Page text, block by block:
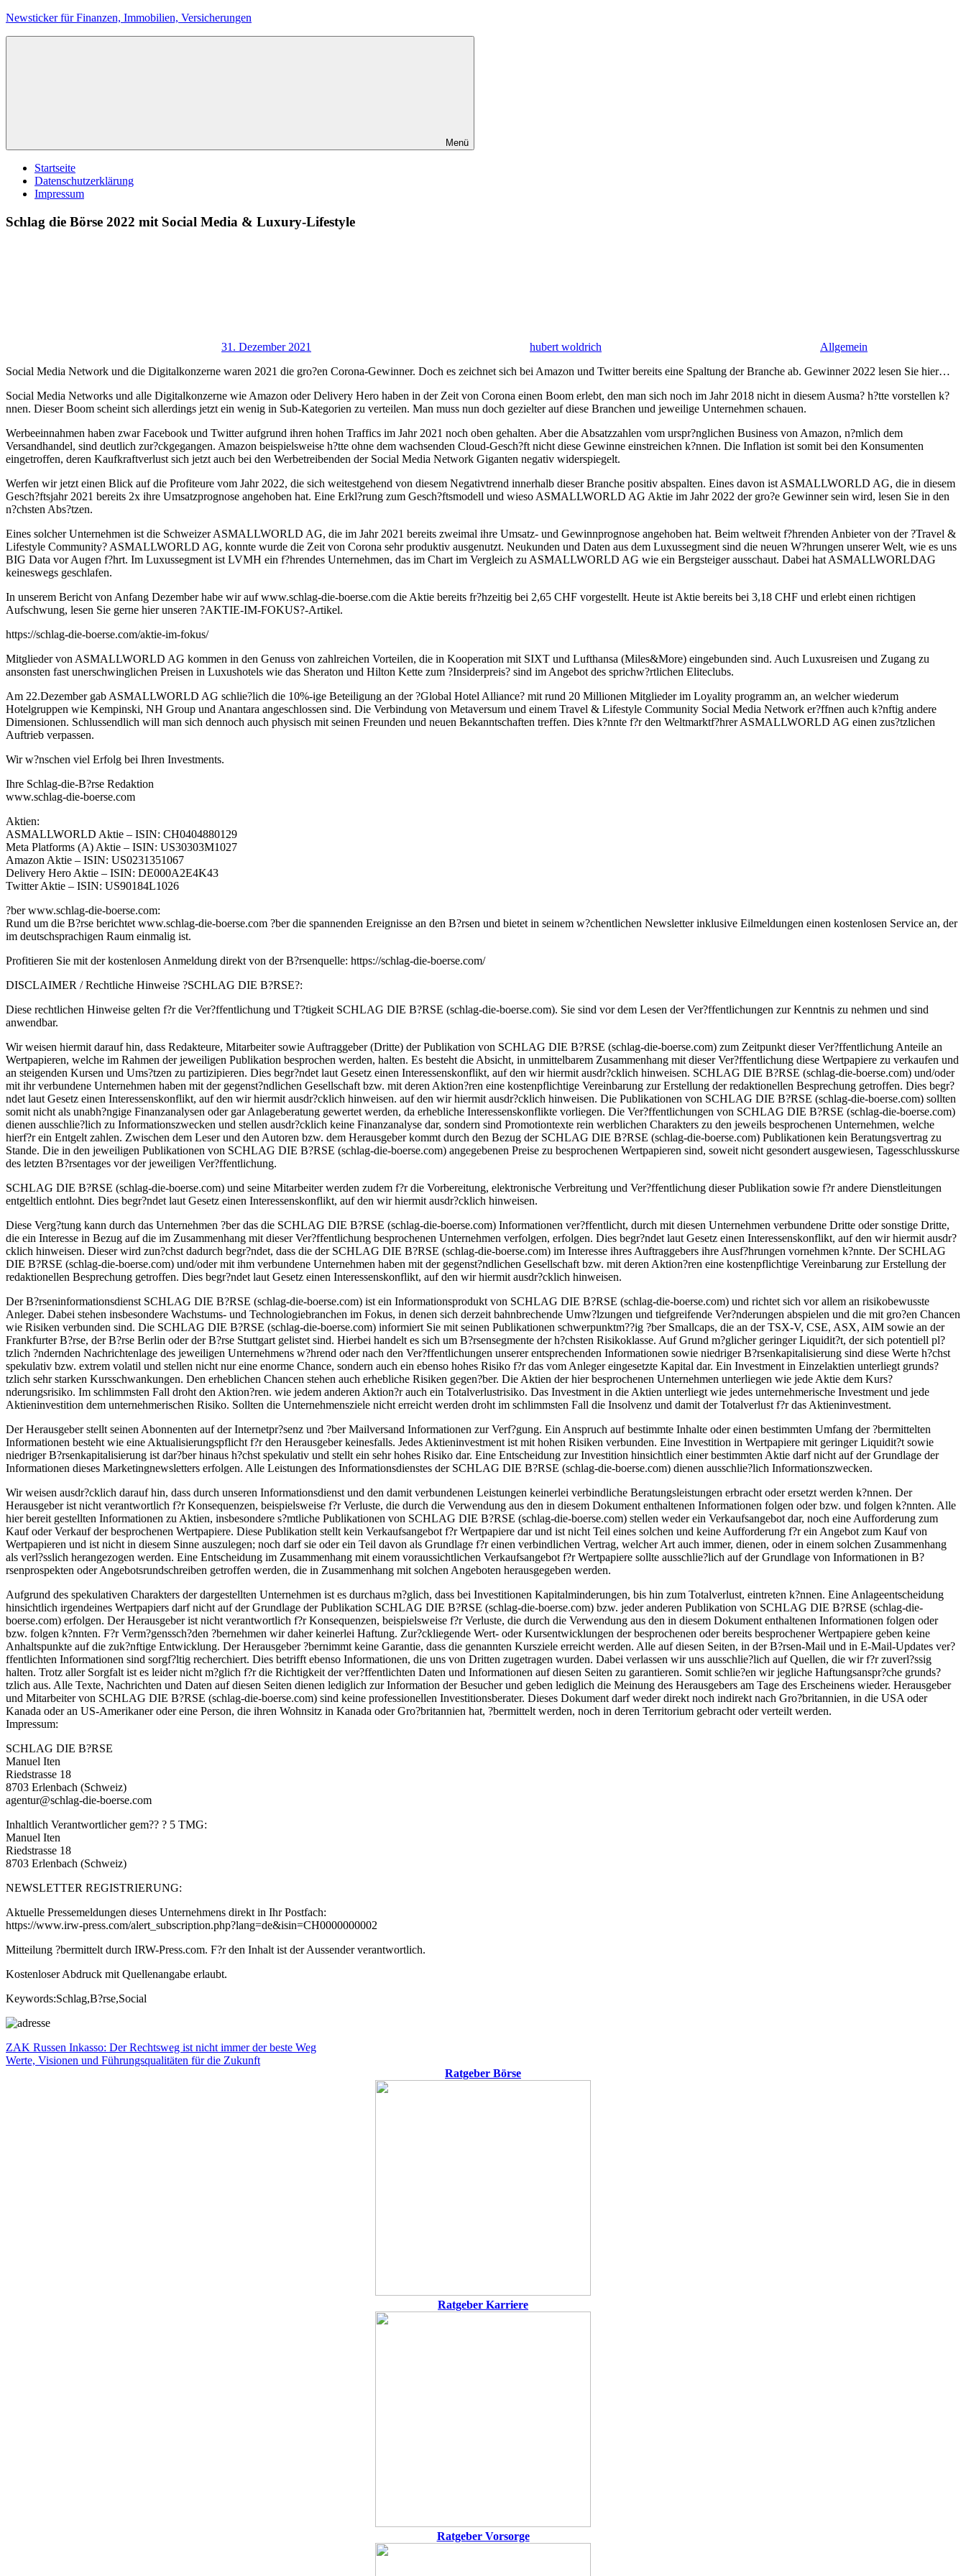
Zum
Newsticker für Finanzen, Immobilien, Versicherungen
Menü
Startseite
Datenschutzerklärung
Impressum
Schlag die Börse 2022 mit Social Media & Luxury-Lifestyle
31. Dezember 2021 hubert woldrich
Allgemein
Social Media Network und die Digitalkonzerne waren 2021 die gro?en Corona-Gewinner. Doch es zeichnet sich bei Amazon und Twitter bereits eine Spaltung der Branche ab. Gewinner 2022 lesen Sie hier…
Social Media Networks und alle Digitalkonzerne wie Amazon oder Delivery Hero haben in der Zeit von Corona einen Boom erlebt, den man sich noch im Jahr 2018 nicht in diesem Ausma? h?tte vorstellen k?
nnen. Dieser Boom scheint sich allerdings jetzt ein wenig in Sub-Kategorien zu verteilen. Man muss nun doch gezielter auf diese Branchen und jeweilige Unternehmen schauen.
Werbeeinnahmen haben zwar Facebook und Twitter aufgrund ihren hohen Traffics im Jahr 2021 noch oben gehalten. Aber die Absatzzahlen vom urspr?nglichen Business von Amazon, n?mlich dem
Versandhandel, sind deutlich zur?ckgegangen. Amazon beispielsweise h?tte ohne dem wachsenden Cloud-Gesch?ft nicht diese Gewinne einstreichen k?nnen. Die Inflation ist somit bei den Konsumenten
eingetroffen, deren Kaufkraftverlust sich jetzt auch bei den Werbetreibenden der Social Media Network Giganten negativ widerspiegelt.
Werfen wir jetzt einen Blick auf die Profiteure vom Jahr 2022, die sich weitestgehend von diesem Negativtrend innerhalb dieser Branche positiv abspalten. Eines davon ist ASMALLWORLD AG, die in diesem
Gesch?ftsjahr 2021 bereits 2x ihre Umsatzprognose angehoben hat. Eine Erkl?rung zum Gesch?ftsmodell und wieso ASMALLWORLD AG Aktie im Jahr 2022 der gro?e Gewinner sein wird, lesen Sie in den
n?chsten Abs?tzen.
Eines solcher Unternehmen ist die Schweizer ASMALLWORLD AG, die im Jahr 2021 bereits zweimal ihre Umsatz- und Gewinnprognose angehoben hat. Beim weltweit f?hrenden Anbieter von der ?Travel &
Lifestyle Community? ASMALLWORLD AG, konnte wurde die Zeit von Corona sehr produktiv ausgenutzt. Neukunden und Daten aus dem Luxussegment sind die neuen W?hrungen unserer Welt, wie es uns
BIG Data vor Augen f?hrt. Im Luxussegment ist LVMH ein f?hrendes Unternehmen, das im Chart im Vergleich zu ASMALLWORLD AG wie ein Bergsteiger ausschaut. Dabei hat ASMALLWORLDAG
keineswegs geschlafen.
In unserem Bericht von Anfang Dezember habe wir auf www.schlag-die-boerse.com die Aktie bereits fr?hzeitig bei 2,65 CHF vorgestellt. Heute ist Aktie bereits bei 3,18 CHF und erlebt einen richtigen
Aufschwung, lesen Sie gerne hier unseren ?AKTIE-IM-FOKUS?-Artikel.
https://schlag-die-boerse.com/aktie-im-fokus/
Mitglieder von ASMALLWORLD AG kommen in den Genuss von zahlreichen Vorteilen, die in Kooperation mit SIXT und Lufthansa (Miles&More) eingebunden sind. Auch Luxusreisen und Zugang zu
ansonsten fast unerschwinglichen Preisen in Luxushotels wie das Sheraton und Hilton Kette zum ?Insiderpreis? sind im Angebot des sprichw?rtlichen Eliteclubs.
Am 22.Dezember gab ASMALLWORLD AG schlie?lich die 10%-ige Beteiligung an der ?Global Hotel Alliance? mit rund 20 Millionen Mitglieder im Loyality programm an, an welcher wiederum
Hotelgruppen wie Kempinski, NH Group und Anantara angeschlossen sind. Die Verbindung von Metaversum und einem Travel & Lifestyle Community Social Media Network er?ffnen auch k?nftig andere
Dimensionen. Schlussendlich will man sich dennoch auch physisch mit seinen Freunden und neuen Bekanntschaften treffen. Dies k?nnte f?r den Weltmarktf?hrer ASMALLWORLD AG einen zus?tzlichen
Auftrieb verpassen.
Wir w?nschen viel Erfolg bei Ihren Investments.
Ihre Schlag-die-B?rse Redaktion
www.schlag-die-boerse.com
Aktien:
ASMALLWORLD Aktie – ISIN: CH0404880129
Meta Platforms (A) Aktie – ISIN: US30303M1027
Amazon Aktie – ISIN: US0231351067
Delivery Hero Aktie – ISIN: DE000A2E4K43
Twitter Aktie – ISIN: US90184L1026
?ber www.schlag-die-boerse.com:
Rund um die B?rse berichtet www.schlag-die-boerse.com ?ber die spannenden Ereignisse an den B?rsen und bietet in seinem w?chentlichen Newsletter inklusive Eilmeldungen einen kostenlosen Service an, der
im deutschsprachigen Raum einmalig ist.
Profitieren Sie mit der kostenlosen Anmeldung direkt von der B?rsenquelle: https://schlag-die-boerse.com/
DISCLAIMER / Rechtliche Hinweise ?SCHLAG DIE B?RSE?:
Diese rechtlichen Hinweise gelten f?r die Ver?ffentlichung und T?tigkeit SCHLAG DIE B?RSE (schlag-die-boerse.com). Sie sind vor dem Lesen der Ver?ffentlichungen zur Kenntnis zu nehmen und sind
anwendbar.
Wir weisen hiermit darauf hin, dass Redakteure, Mitarbeiter sowie Auftraggeber (Dritte) der Publikation von SCHLAG DIE B?RSE (schlag-die-boerse.com) zum Zeitpunkt dieser Ver?ffentlichung Anteile an
Wertpapieren, welche im Rahmen der jeweiligen Publikation besprochen werden, halten. Es besteht die Absicht, in unmittelbarem Zusammenhang mit dieser Ver?ffentlichung diese Wertpapiere zu verkaufen und
an steigenden Kursen und Ums?tzen zu partizipieren. Dies begr?ndet laut Gesetz einen Interessenskonflikt, auf den wir hiermit ausdr?cklich hinweisen. SCHLAG DIE B?RSE (schlag-die-boerse.com) und/oder
mit ihr verbundene Unternehmen haben mit der gegenst?ndlichen Gesellschaft bzw. mit deren Aktion?ren eine kostenpflichtige Vereinbarung zur Erstellung der redaktionellen Besprechung getroffen. Dies begr?
ndet laut Gesetz einen Interessenskonflikt, auf den wir hiermit ausdr?cklich hinweisen. auf den wir hiermit ausdr?cklich hinweisen. Die Publikationen von SCHLAG DIE B?RSE (schlag-die-boerse.com) sollten
somit nicht als unabh?ngige Finanzanalysen oder gar Anlageberatung gewertet werden, da erhebliche Interessenskonflikte vorliegen. Die Ver?ffentlichungen von SCHLAG DIE B?RSE (schlag-die-boerse.com)
dienen ausschlie?lich zu Informationszwecken und stellen ausdr?cklich keine Finanzanalyse dar, sondern sind Promotiontexte rein werblichen Charakters zu den jeweils besprochenen Unternehmen, welche
hierf?r ein Entgelt zahlen. Zwischen dem Leser und den Autoren bzw. dem Herausgeber kommt durch den Bezug der SCHLAG DIE B?RSE (schlag-die-boerse.com) Publikationen kein Beratungsvertrag zu
Stande. Die in den jeweiligen Publikationen von SCHLAG DIE B?RSE (schlag-die-boerse.com) angegebenen Preise zu besprochenen Wertpapieren sind, soweit nicht gesondert ausgewiesen, Tagesschlusskurse
des letzten B?rsentages vor der jeweiligen Ver?ffentlichung.
SCHLAG DIE B?RSE (schlag-die-boerse.com) und seine Mitarbeiter werden zudem f?r die Vorbereitung, elektronische Verbreitung und Ver?ffentlichung dieser Publikation sowie f?r andere Dienstleitungen
entgeltlich entlohnt. Dies begr?ndet laut Gesetz einen Interessenskonflikt, auf den wir hiermit ausdr?cklich hinweisen.
Diese Verg?tung kann durch das Unternehmen ?ber das die SCHLAG DIE B?RSE (schlag-die-boerse.com) Informationen ver?ffentlicht, durch mit diesen Unternehmen verbundene Dritte oder sonstige Dritte,
die ein Interesse in Bezug auf die im Zusammenhang mit dieser Ver?ffentlichung besprochenen Unternehmen verfolgen, erfolgen. Dies begr?ndet laut Gesetz einen Interessenskonflikt, auf den wir hiermit ausdr?
cklich hinweisen. Dieser wird zun?chst dadurch begr?ndet, dass die der SCHLAG DIE B?RSE (schlag-die-boerse.com) im Interesse ihres Auftraggebers ihre Ausf?hrungen vornehmen k?nnte. Der SCHLAG
DIE B?RSE (schlag-die-boerse.com) und/oder mit ihm verbundene Unternehmen haben mit der gegenst?ndlichen Gesellschaft bzw. mit deren Aktion?ren eine kostenpflichtige Vereinbarung zur Erstellung der
redaktionellen Besprechung getroffen. Dies begr?ndet laut Gesetz einen Interessenskonflikt, auf den wir hiermit ausdr?cklich hinweisen.
Der B?rseninformationsdienst SCHLAG DIE B?RSE (schlag-die-boerse.com) ist ein Informationsprodukt von SCHLAG DIE B?RSE (schlag-die-boerse.com) und richtet sich vor allem an risikobewusste
Anleger. Dabei stehen insbesondere Wachstums- und Technologiebranchen im Fokus, in denen sich derzeit bahnbrechende Umw?lzungen und tiefgreifende Ver?nderungen abspielen und die mit gro?en Chancen
wie Risiken verbunden sind. Die SCHLAG DIE B?RSE (schlag-die-boerse.com) informiert Sie mit seinen Publikationen schwerpunktm??ig ?ber Smallcaps, die an der TSX-V, CSE, ASX, AIM sowie an der
Frankfurter B?rse, der B?rse Berlin oder der B?rse Stuttgart gelistet sind. Hierbei handelt es sich um B?rsensegmente der h?chsten Risikoklasse. Auf Grund m?glicher geringer Liquidit?t, der sich potentiell pl?
tzlich ?ndernden Nachrichtenlage des jeweiligen Unternehmens w?hrend oder nach den Ver?ffentlichungen unserer entsprechenden Informationen sowie niedriger B?rsenkapitalisierung sind diese Werte h?chst
spekulativ bzw. extrem volatil und stellen nicht nur eine enorme Chance, sondern auch ein ebenso hohes Risiko f?r das vom Anleger eingesetzte Kapital dar. Ein Investment in Einzelaktien unterliegt grunds?
tzlich sehr starken Kursschwankungen. Den erheblichen Chancen stehen auch erhebliche Risiken gegen?ber. Die Aktien der hier besprochenen Unternehmen unterliegen wie jede Aktie dem Kurs?
nderungsrisiko. Im schlimmsten Fall droht den Aktion?ren. wie jedem anderen Aktion?r auch ein Totalverlustrisiko. Das Investment in die Aktien unterliegt wie jedes unternehmerische Investment und jede
Aktieninvestition dem unternehmerischen Risiko. Sollten die Unternehmensziele nicht erreicht werden droht im schlimmsten Fall die Insolvenz und damit der Totalverlust f?r das Aktieninvestment.
Der Herausgeber stellt seinen Abonnenten auf der Internetpr?senz und ?ber Mailversand Informationen zur Verf?gung. Ein Anspruch auf bestimmte Inhalte oder einen bestimmten Umfang der ?bermittelten
Informationen besteht wie eine Aktualisierungspflicht f?r den Herausgeber keinesfalls. Jedes Aktieninvestment ist mit hohen Risiken verbunden. Eine Investition in Wertpapiere mit geringer Liquidit?t sowie
niedriger B?rsenkapitalisierung ist dar?ber hinaus h?chst spekulativ und stellt ein sehr hohes Risiko dar. Eine Entscheidung zur Investition hinsichtlich einer bestimmten Aktie darf nicht auf der Grundlage der
Informationen dieses Marketingnewsletters erfolgen. Alle Leistungen des Informationsdienstes der SCHLAG DIE B?RSE (schlag-die-boerse.com) dienen ausschlie?lich Informationszwecken.
Wir weisen ausdr?cklich darauf hin, dass durch unseren Informationsdienst und den damit verbundenen Leistungen keinerlei verbindliche Beratungsleistungen erbracht oder ersetzt werden k?nnen. Der
Herausgeber ist nicht verantwortlich f?r Konsequenzen, beispielsweise f?r Verluste, die durch die Verwendung aus den in diesem Dokument enthaltenen Informationen folgen oder bzw. und folgen k?nnten. Alle
hier bereit gestellten Informationen zu Aktien, insbesondere s?mtliche Publikationen von SCHLAG DIE B?RSE (schlag-die-boerse.com) stellen weder ein Verkaufsangebot dar, noch eine Aufforderung zum
Kauf oder Verkauf der besprochenen Wertpapiere. Diese Publikation stellt kein Verkaufsangebot f?r Wertpapiere dar und ist nicht Teil eines solchen und keine Aufforderung f?r ein Angebot zum Kauf von
Wertpapieren und ist nicht in diesem Sinne auszulegen; noch darf sie oder ein Teil davon als Grundlage f?r einen verbindlichen Vertrag, welcher Art auch immer, dienen, oder in einem solchen Zusammenhang
als verl?sslich herangezogen werden. Eine Entscheidung im Zusammenhang mit einem voraussichtlichen Verkaufsangebot f?r Wertpapiere sollte ausschlie?lich auf der Grundlage von Informationen in B?
rsenprospekten oder Angebotsrundschreiben getroffen werden, die in Zusammenhang mit solchen Angeboten herausgegeben werden.
Aufgrund des spekulativen Charakters der dargestellten Unternehmen ist es durchaus m?glich, dass bei Investitionen Kapitalminderungen, bis hin zum Totalverlust, eintreten k?nnen. Eine Anlageentscheidung
hinsichtlich irgendeines Wertpapiers darf nicht auf der Grundlage der Publikation SCHLAG DIE B?RSE (schlag-die-boerse.com) bzw. jeder anderen Publikation von SCHLAG DIE B?RSE (schlag-die-
boerse.com) erfolgen. Der Herausgeber ist nicht verantwortlich f?r Konsequenzen, beispielsweise f?r Verluste, die durch die Verwendung aus den in diesem Dokument enthaltenen Informationen folgen oder
bzw. folgen k?nnten. F?r Verm?genssch?den ?bernehmen wir daher keinerlei Haftung. Zur?ckliegende Wert- oder Kursentwicklungen der besprochenen oder bereits besprochener Wertpapiere geben keine
Anhaltspunkte auf die zuk?nftige Entwicklung. Der Herausgeber ?bernimmt keine Garantie, dass die genannten Kursziele erreicht werden. Alle auf diesen Seiten, in der B?rsen-Mail und in E-Mail-Updates ver?
ffentlichten Informationen sind sorgf?ltig recherchiert. Dies betrifft ebenso Informationen, die uns von Dritten zugetragen wurden. Dabei verlassen wir uns ausschlie?lich auf Quellen, die wir f?r zuverl?ssig
halten. Trotz aller Sorgfalt ist es leider nicht m?glich f?r die Richtigkeit der ver?ffentlichten Daten und Informationen auf diesen Seiten zu garantieren. Somit schlie?en wir jegliche Haftungsanspr?che grunds?
tzlich aus. Alle Texte, Nachrichten und Daten auf diesen Seiten dienen lediglich zur Information der Besucher und geben lediglich die Meinung des Herausgebers am Tage des Erscheinens wieder. Herausgeber
und Mitarbeiter von SCHLAG DIE B?RSE (schlag-die-boerse.com) sind keine professionellen Investitionsberater. Dieses Dokument darf weder direkt noch indirekt nach Gro?britannien, in die USA oder
Kanada oder an US-Amerikaner oder eine Person, die ihren Wohnsitz in Kanada oder Gro?britannien hat, ?bermittelt werden, noch in deren Territorium gebracht oder verteilt werden.
Impressum:
SCHLAG DIE B?RSE
Manuel Iten
Riedstrasse 18
8703 Erlenbach (Schweiz)
agentur@schlag-die-boerse.com
Inhaltlich Verantwortlicher gem?? ? 5 TMG:
Manuel Iten
Riedstrasse 18
8703 Erlenbach (Schweiz)
NEWSLETTER REGISTRIERUNG:
Aktuelle Pressemeldungen dieses Unternehmens direkt in Ihr Postfach:
https://www.irw-press.com/alert_subscription.php?lang=de&isin=CH0000000002
Mitteilung ?bermittelt durch IRW-Press.com. F?r den Inhalt ist der Aussender verantwortlich.
Kostenloser Abdruck mit Quellenangabe erlaubt.
Keywords:Schlag,B?rse,Social
Beitragsnavigation
Vorheriger
Beitrag:
ZAK Russen Inkasso: Der Rechtsweg ist nicht immer der beste Weg
Nächster
Werte, Visionen und Führungsqualitäten für die Zukunft
Ratgeber Börse
Ratgeber Karriere
Ratgeber Vorsorge